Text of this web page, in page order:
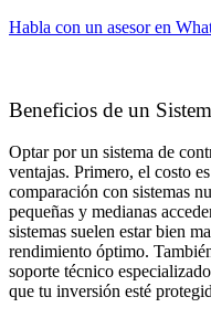
Habla con un asesor en
Beneficios de un
Optar por un sistema de
ventajas. Primero, el costo
comparación con sistemas
pequeñas y medianas
sistemas suelen estar bien
rendimiento óptimo.
soporte técnico
que tu inversión esté